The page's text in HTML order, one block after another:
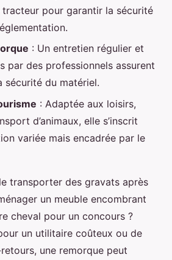
pour garantir la sécurité
: Un entretien régulier et
par des professionnels assurent
sécurité du matériel.
: Adaptée aux loisirs,
d’animaux, elle s’inscrit
variée mais encadrée par le
transporter des gravats après
un meuble encombrant
cheval pour un concours ?
un utilitaire coûteux ou de
une remorque peut